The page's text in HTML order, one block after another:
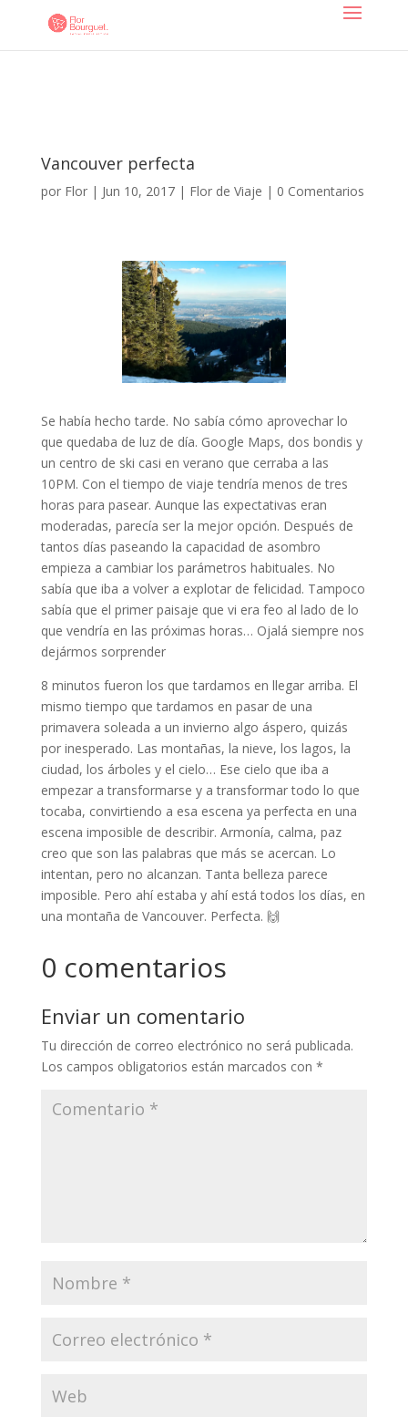
Vancouver perfecta
por Flor| Jun 10, 2017| Flor de Viaje | 0 Comentarios
Se había hecho tarde. No sabía cómo aprovechar lo
que quedaba de luz de día. Google Maps, dos bondis y
un centro de ski casi en verano que cerraba a las
10PM. Con el tiempo de viaje tendría menos de tres
horas para pasear. Aunque las expectativas eran
moderadas, parecía ser la mejor opción. Después de
tantos días paseando la capacidad de asombro
empieza a cambiar los parámetros habituales. No
sabía que iba a volver a explotar de felicidad. Tampoco
sabía que el primer paisaje que vi era feo al lado de lo
que vendría en las próximas horas… Ojalá siempre nos
dejármos sorprender
8 minutos fueron los que tardamos en llegar arriba. El
mismo tiempo que tardamos en pasar de una
primavera soleada a un invierno algo áspero, quizás
por inesperado. Las montañas, la nieve, los lagos, la
ciudad, los árboles y el cielo… Ese cielo que iba a
empezar a transformarse y a transformar todo lo que
tocaba, convirtiendo a esa escena ya perfecta en una
escena imposible de describir. Armonía, calma, paz
creo que son las palabras que más se acercan. Lo
intentan, pero no alcanzan. Tanta belleza parece
imposible. Pero ahí estaba y ahí está todos los días, en
una montaña de Vancouver. Perfecta. 🙌
0 comentarios
Enviar un comentario
Tu dirección de correo electrónico no será publicada.
Los campos obligatorios están marcados con *